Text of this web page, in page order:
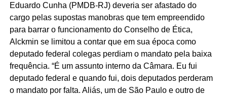
Eduardo Cunha (PMDB-RJ) deveria ser afastado do
cargo pelas supostas manobras que tem empreendido
para barrar o funcionamento do Conselho de Ética,
Alckmin se limitou a contar que em sua época como
deputado federal colegas perdiam o mandato pela baixa
frequência. “É um assunto interno da Câmara. Eu fui
deputado federal e quando fui, dois deputados perderam
o mandato por falta. Aliás, um de São Paulo e outro de